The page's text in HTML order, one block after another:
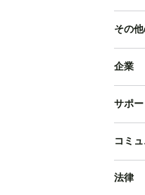
その
企業
サポー
コミ
法律